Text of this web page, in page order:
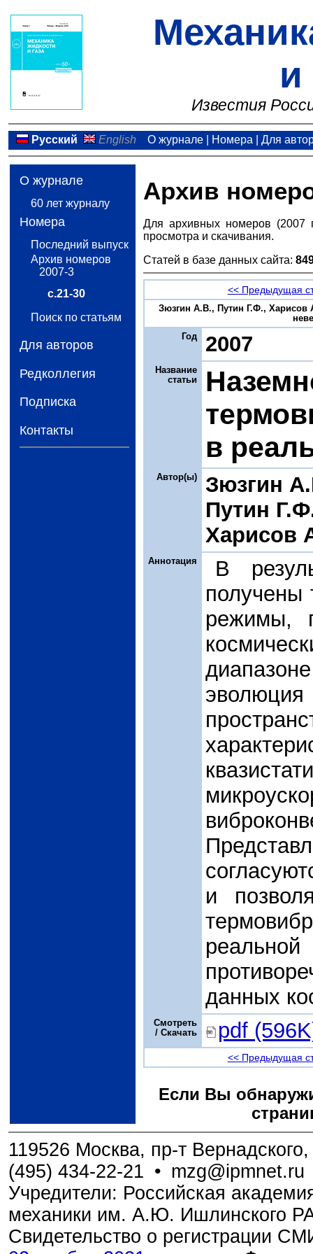
и
Известия
Русский English О журнале| Номера Для
О журнале
60 лет журналу
Номера
Последний выпуск
Архив номеров
2007-3
с.21-30
Поиск по статьям
Для авторов
Редколлегия
Подписка
Контакты
Архив
Для архивных номеров (2007
просмотра и скачивания.
Статей в базе данных сайта:
<< Предыдущая
Зюзгин А.В., Путин Г.Ф., Харисов
Год
2007
Название
статьи
в
Автор(ы)
Зюзгин
Путин
Харисов
Аннотация
В
получены
режимы,
и
данных
Смотреть
/ Скачать
pdf
<< Предыдущая
Если Вы
119526 Москва, пр-т
(495) 434-22-21 • mzg@ipmnet.ru
Учредители: Российская
механики им. А.Ю. Ишлинского
Свидетельство о регистрации